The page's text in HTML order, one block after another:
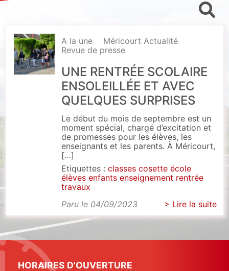
A la une
Méricourt Actualité
Revue de presse
UNE RENTRÉE SCOLAIRE
ENSOLEILLÉE ET AVEC
QUELQUES SURPRISES
Le début du mois de septembre est un
moment spécial, chargé d’excitation et
de promesses pour les élèves, les
enseignants et les parents. À Méricourt,
[…]
Etiquettes : classes cosette école
élèves enfants enseignement rentrée
travaux
Paru le 04/09/2023
> Lire la suite
HORAIRES D'OUVERTURE